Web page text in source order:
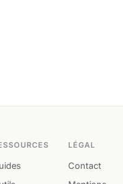
LÉGAL
Contact